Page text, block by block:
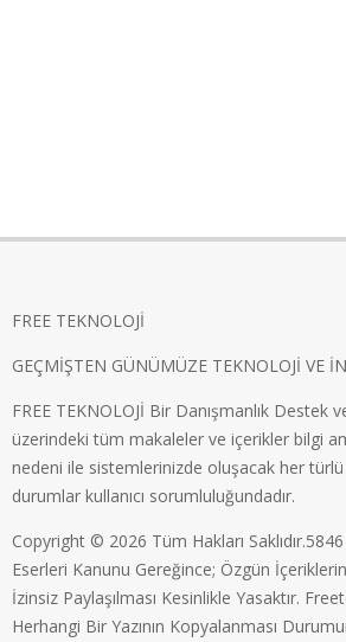
FREE TEKNOLOJİ
GEÇMİŞTEN GÜNÜMÜZE TEKNOLOJİ VE
FREE TEKNOLOJİ Bir Danışmanlık Destek
üzerindeki tüm makaleler ve içerikler bilgi
nedeni ile sistemlerinizde oluşacak her türlü
durumlar kullanıcı sorumluluğundadır.
Copyright © 2026 Tüm Hakları Saklıdır.5846
Eserleri Kanunu Gereğince; Özgün
İzinsiz Paylaşılması Kesinlikle Yasaktır.
Herhangi Bir Yazının Kopyalanması